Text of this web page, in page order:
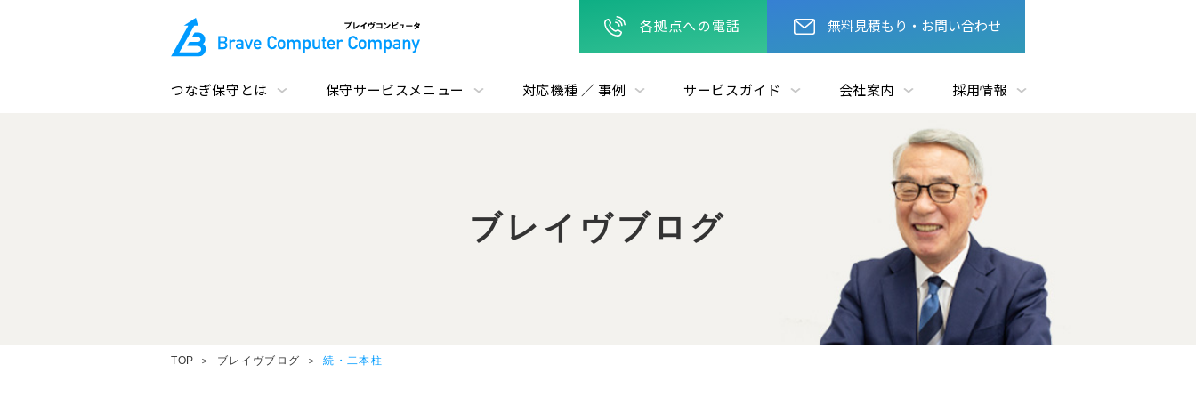
各拠点への電話 無料見積もり・お問い合わせ
つなぎ保守とは 保守サービスメニュー 対応機種 ／ 事例 サービスガイド 会社案内 採用情報
ブレイヴブログ
TOP ブレイヴブログ 続・二本柱